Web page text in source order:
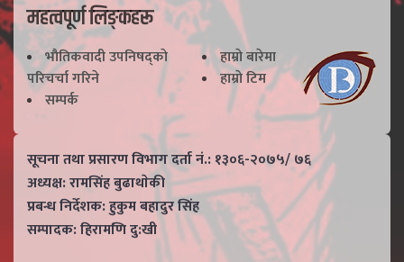
महत्वपूर्ण लिङ्कहरू
भाैतिकवादी उपनिषद्काे
परिचर्चा गरिने
हाम्राे बारेमा
हाम्राे टिम
सम्पर्क
सूचना तथा प्रसारण विभाग दर्ता नं.: १३०६-२०७५/ ७६
अध्यक्ष: रामसिंह बुढाथाेकी
प्रबन्ध निर्देशक: हुकुम बहादुर सिंह
सम्पादक: हिरामणि दु:खी